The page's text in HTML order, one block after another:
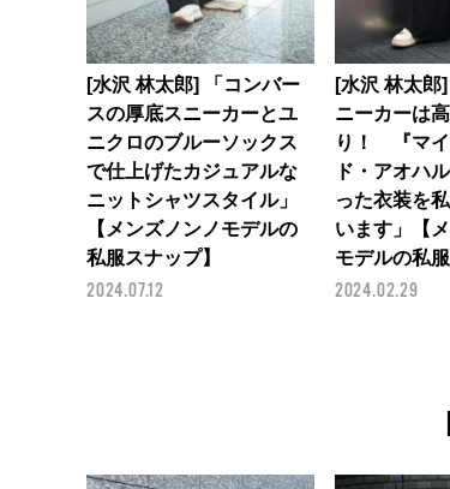
[水沢 林太郎] 「コンバー
スの厚底スニーカーとユ
ニクロのブルーソックス
で仕上げたカジュアルな
ニットシャツスタイル」
【メンズノンノモデルの
私服スナップ】
2024.07.12
[水沢 林太郎
ニーカーは
り！ 『マ
ド・アオハ
った衣装を
います」【
モデルの私服
2024.02.29